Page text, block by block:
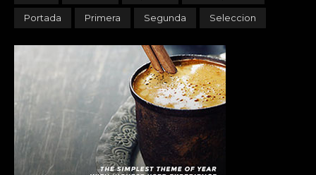
Portada Primera Segunda Seleccion